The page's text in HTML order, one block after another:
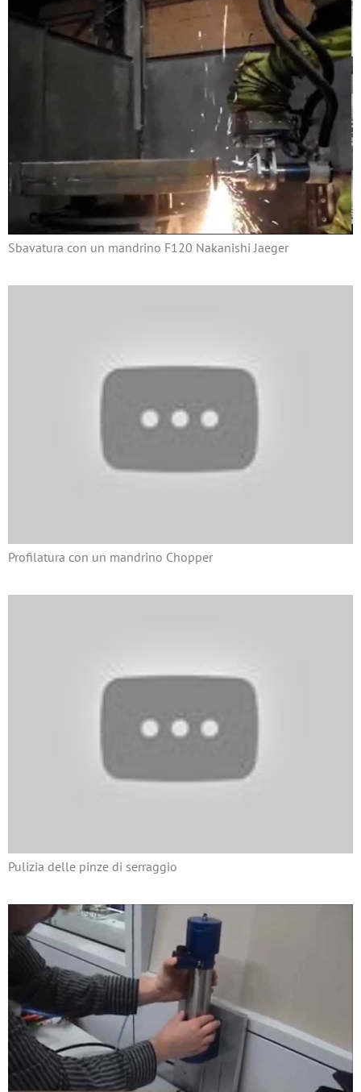
Sbavatura con un mandrino F120 Nakanishi Jaeger
Profilatura con un mandrino Chopper
Pulizia delle pinze di serraggio